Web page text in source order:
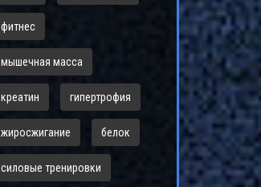
фитнес
мышечная масса
креатин гипертрофия
жиросжигание белок
силовые тренировки